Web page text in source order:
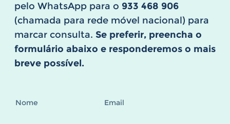
pelo WhatsApp para o 933 468 906
(chamada para rede móvel nacional) para
marcar consulta. Se preferir, preencha o
formulário abaixo e responderemos o mais
breve possível.